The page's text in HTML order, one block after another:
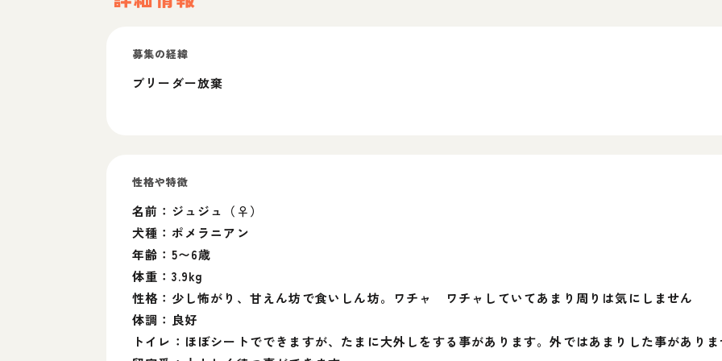
募集の経緯
ブリーダー放棄
性格や特徴
名前：ジュジュ（♀）
犬種：ポメラニアン
年齢：5〜6歳
体重：3.9kg
性格：少し怖がり、甘えん坊で食いしん坊。ワチャ ワチャしていてあまり周りは気にしません
体調：良好
トイレ：ほぼシートでできますが、たまに大外しをする事があります。外ではあまりした事があり